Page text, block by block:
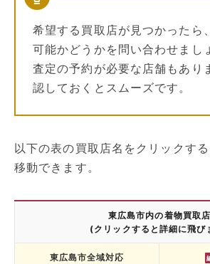
希望する買取店が見つかったら
可能かどうかを問い合わせまし
査定の予約が必要な店舗もあり
認しておくとスムーズです。
以下の表の買取店名をクリックす
移動できます。
東広島市内の着物買取店
(クリックすると詳細に飛び
東広島市全域対応